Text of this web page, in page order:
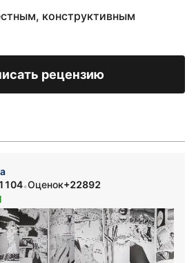
конструктивным
рецензию
1104•Оценок+22892